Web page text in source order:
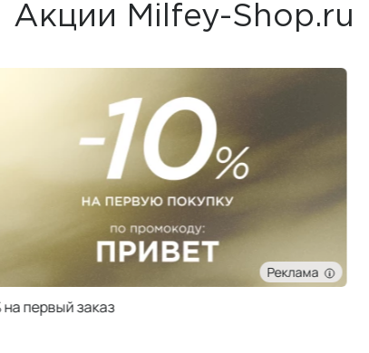
Акции Milfey-Shop.ru
Реклама
Подарок при заказе от 50 000 ₽